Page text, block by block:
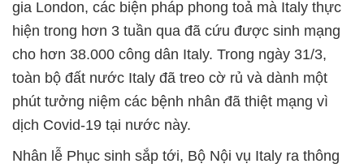
gia London, các biện pháp phong toả mà Italy thực
hiện trong hơn 3 tuần qua đã cứu được sinh mạng
cho hơn 38.000 công dân Italy. Trong ngày 31/3,
toàn bộ đất nước Italy đã treo cờ rủ và dành một
phút tưởng niệm các bệnh nhân đã thiệt mạng vì
dịch Covid-19 tại nước này.
Nhân lễ Phục sinh sắp tới, Bộ Nội vụ Italy ra thông